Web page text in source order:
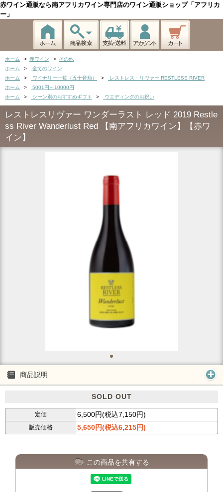
赤ワイン通販なら南アフリカワイン専門店のワイン通販ショップ「アフリカ
ー」
ホーム > 赤ワイン > その他
ホーム
>
全てのワイン
ホーム
> ワイナリー一覧（五十音順） >
レストレス・リヴァー RESTLESS RIVER
ホーム
>
5001円～10000円
ホーム
> シーン別のおすすめギフト > ウエディングのお祝い
レストレスリヴァー ワンダーラスト レッド 2019 Restle
ss River Wanderlust Red 【南アフリカワイン】【赤ワ
イン】
商品説明
SOLD OUT
定価 6,500円(税込7,150円)
販売価格 5,650円(税込6,215円)
この商品を共有する